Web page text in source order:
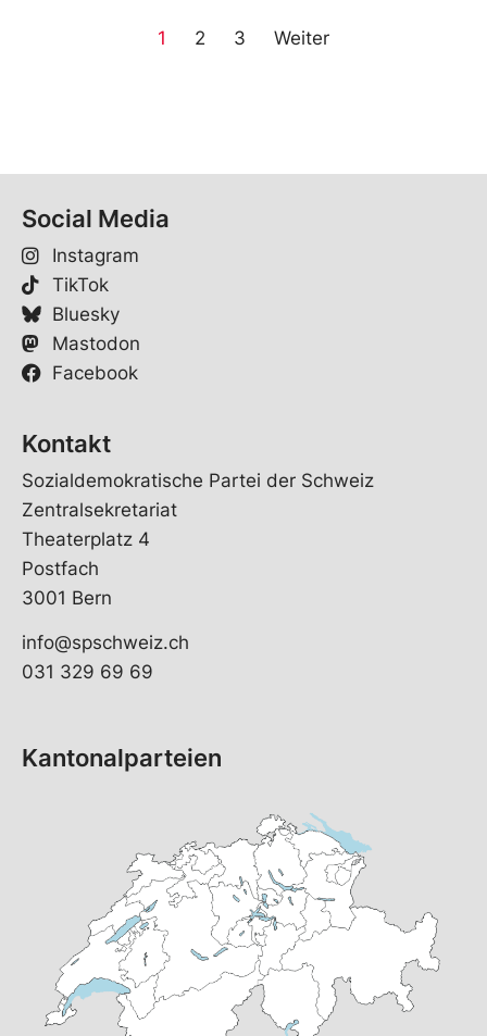
1 2 3 Weiter
Social Media
Instagram
TikTok
Bluesky
Mastodon
Facebook
Kontakt
Sozialdemokratische Partei der Schweiz
Zentralsekretariat
Theaterplatz 4
Postfach
3001 Bern
info@spschweiz.ch
031 329 69 69
Kantonalparteien